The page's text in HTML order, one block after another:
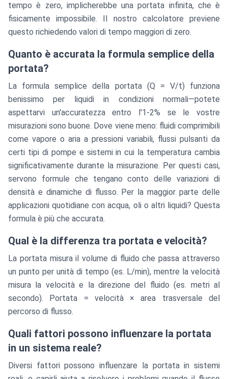
tempo è zero, implicherebbe una portata infinita, che è
fisicamente impossibile. Il nostro calcolatore previene
questo richiedendo valori di tempo maggiori di zero.
Quanto è accurata la formula semplice della
portata?
La formula semplice della portata (Q = V/t) funziona
benissimo per liquidi in condizioni normali—potete
aspettarvi un'accuratezza entro l'1-2% se le vostre
misurazioni sono buone. Dove viene meno: fluidi comprimibili
come vapore o aria a pressioni variabili, flussi pulsanti da
certi tipi di pompe e sistemi in cui la temperatura cambia
significativamente durante la misurazione. Per questi casi,
servono formule che tengano conto delle variazioni di
densità e dinamiche di flusso. Per la maggior parte delle
applicazioni quotidiane con acqua, oli o altri liquidi? Questa
formula è più che accurata.
Qual è la differenza tra portata e velocità?
La portata misura il volume di fluido che passa attraverso
un punto per unità di tempo (es. L/min), mentre la velocità
misura la velocità e la direzione del fluido (es. metri al
secondo). Portata = velocità × area trasversale del
percorso di flusso.
Quali fattori possono influenzare la portata
in un sistema reale?
Diversi fattori possono influenzare la portata in sistemi